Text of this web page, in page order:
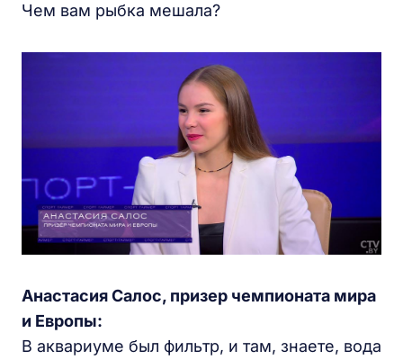
Чем вам рыбка мешала?
Анастасия Салос, призер чемпионата мира
и Европы:
В аквариуме был фильтр, и там, знаете, вода